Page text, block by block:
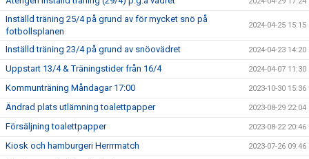
Inställd träning 25/4 på grund av för mycket snö på
fotbollsplanen
2024-04-25 15:15
Inställd träning 23/4 på grund av snöovädret 2024-04-23 14:20
Uppstart 13/4 & Träningstider från 16/4 2024-04-07 11:30
Kommunträning Måndagar 17:00 2023-10-30 15:36
Ändrad plats utlämning toalettpapper 2023-08-29 22:04
Försäljning toalettpapper 2023-08-22 20:46
Kiosk och hamburgeri Herrrmatch 2023-07-26 09:46